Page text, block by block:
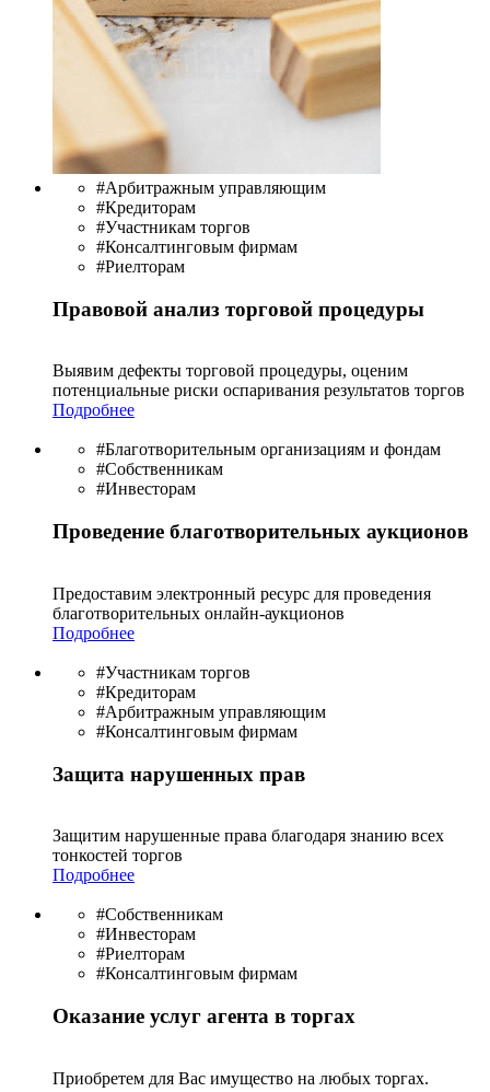
#Арбитражным управляющим
#Кредиторам
#Участникам торгов
#Консалтинговым фирмам
#Риелторам
Правовой анализ торговой процедуры
Выявим дефекты торговой процедуры, оценим
потенциальные риски оспаривания результатов торгов
Подробнее
#Благотворительным организациям и фондам
#Собственникам
#Инвесторам
Проведение благотворительных аукционов
Предоставим электронный ресурс для проведения
благотво­рительных онлайн-аукционов
Подробнее
#Участникам торгов
#Кредиторам
#Арбитражным управляющим
#Консалтинговым фирмам
Защита нарушенных прав
Защитим нарушенные права благодаря знанию всех
тонкостей торгов
Подробнее
#Собственникам
#Инвесторам
#Риелторам
#Консалтинговым фирмам
Оказание услуг агента в торгах
Приобретем для Вас имущество на любых торгах.